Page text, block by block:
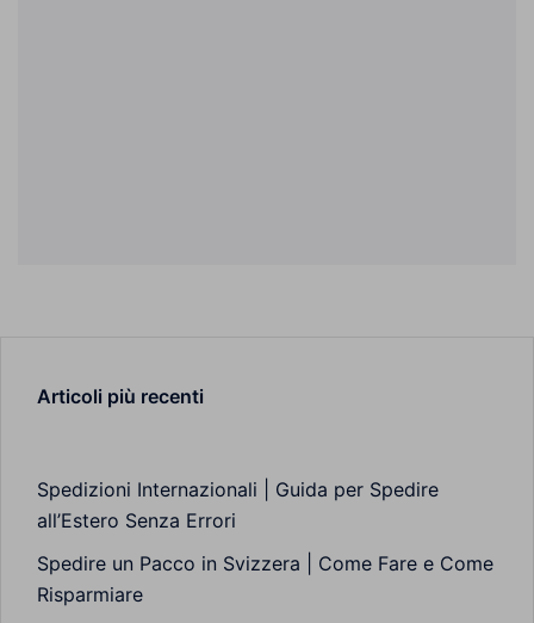
Articoli più recenti
Spedizioni Internazionali | Guida per Spedire
all’Estero Senza Errori
Spedire un Pacco in Svizzera | Come Fare e Come
Risparmiare